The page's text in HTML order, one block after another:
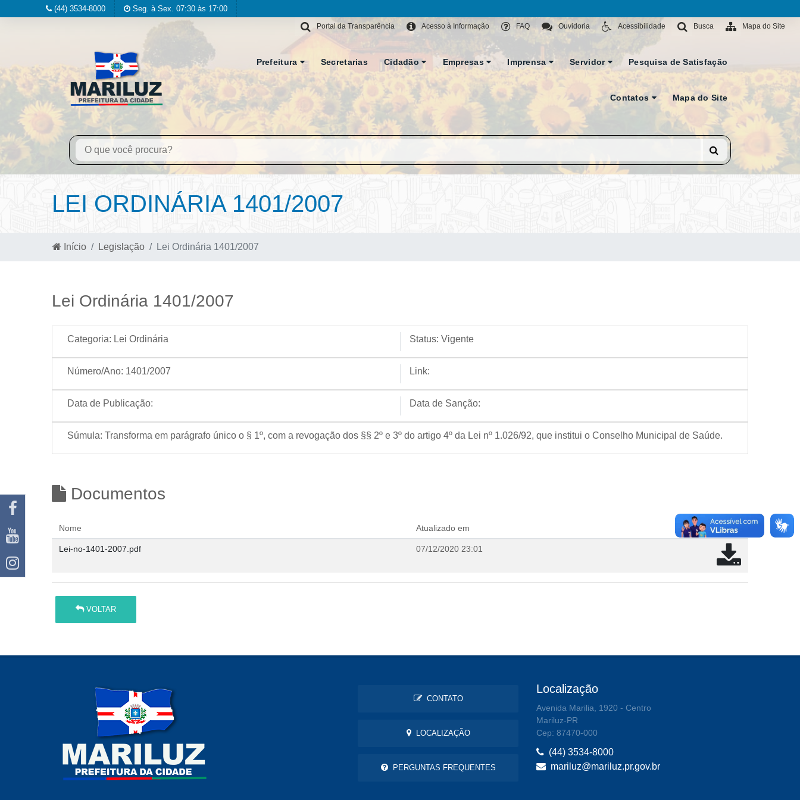
(44) 3534-8000 Seg. à Sex. 07:30 às 17:00
Mapa do Site
Busca
Acessibilidade
Ouvidoria
FAQ
Acesso à Informação
Portal da Transparência
Prefeitura Secretarias Cidadão Empresas Imprensa Servidor Pesquisa de Satisfação
Contatos Mapa do Site
LEI ORDINÁRIA 1401/2007
Início Legislação Lei Ordinária 1401/2007
Lei Ordinária 1401/2007
Categoria: Lei Ordinária Status: Vigente
Número/Ano: 1401/2007 Link:
Data de Publicação: Data de Sanção:
Súmula: Transforma em parágrafo único o § 1º, com a revogação dos §§ 2º e 3º do artigo 4º da Lei nº 1.026/92, que institui o Conselho Municipal de Saúde.
Documentos
Nome Atualizado em
Lei-no-1401-2007.pdf 07/12/2020 23:01
VOLTAR
CONTATO
LOCALIZAÇÃO
PERGUNTAS FREQUENTES
Localização
Avenida Marilia, 1920 - Centro
Mariluz-PR
Cep: 87470-000
(44) 3534-8000
mariluz@mariluz.pr.gov.br